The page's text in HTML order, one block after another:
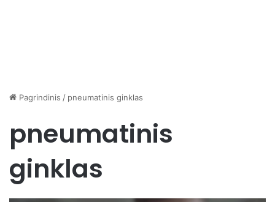
Pagrindinis / pneumatinis ginklas
pneumatinis
ginklas